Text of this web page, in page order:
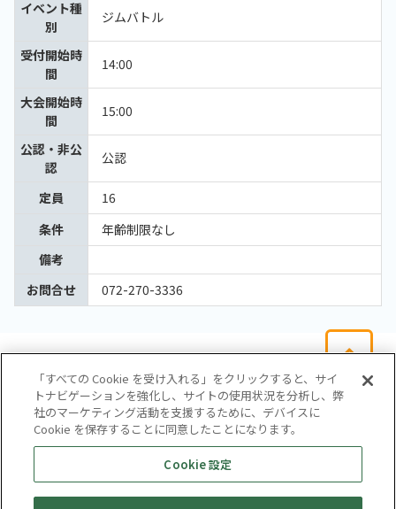
イベント種
別
ジムバトル
受付開始時
間
14:00
大会開始時
間
15:00
公認・非公
認
公認
定員
16
条件
年齢制限なし
備考
お問合せ
072-270-3336
会社概要
サイトマップ
お問い合わせ
個人情報保護方針
株式会社テイツー
「すべての Cookie を受け入れる」をクリックすると、サイ
トナビゲーションを強化し、サイトの使用状況を分析し、弊
社のマーケティング活動を支援するために、デバイスに
Cookie を保存することに同意したことになります。
Cookie 設定